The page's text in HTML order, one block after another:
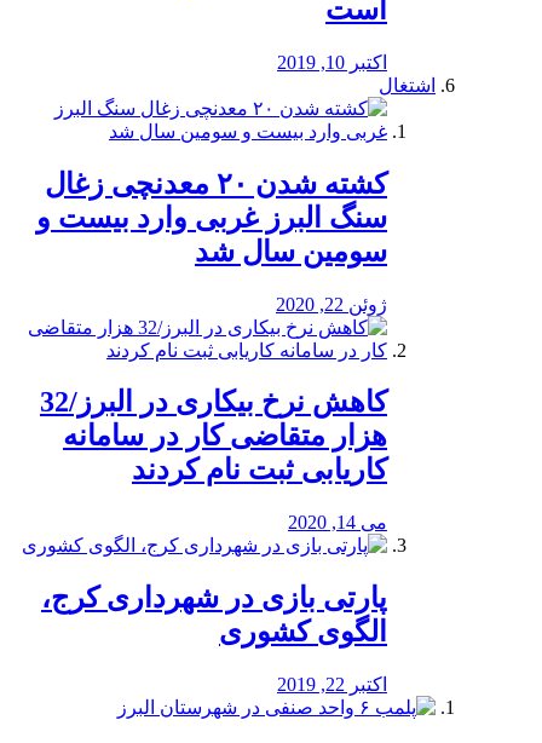
است
اکتبر 10, 2019
اشتغال
کشته شدن ۲۰ معدنچی زغال
سنگ البرز غربی وارد بیست و
سومین سال شد
ژوئن 22, 2020
کاهش نرخ بیکاری در البرز/32
هزار متقاضی کار در سامانه
کاریابی ثبت نام کردند
می 14, 2020
پارتی بازی در شهرداری کرج،
الگوی کشوری
اکتبر 22, 2019